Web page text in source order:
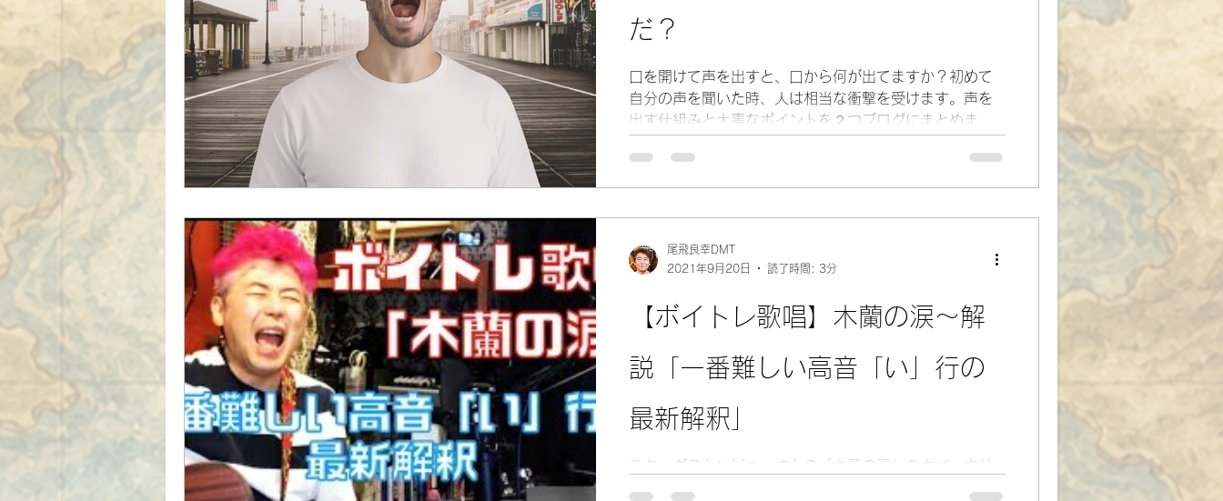
だ？
口を開けて声を出すと、口から何が出てますか？初めて
自分の声を聞いた時、人は相当な衝撃を受けます。声を
出す仕組みと大事なポイントを２つブログにまとめまし
【ボイトレ歌唱】木蘭の涙〜解
説「一番難しい高音「い」行の
最新解釈」
スターダストレビューさんの「木蘭の涙」をカバーさせ
尾飛良幸DMT
2021年9月20日
読了時間: 3分